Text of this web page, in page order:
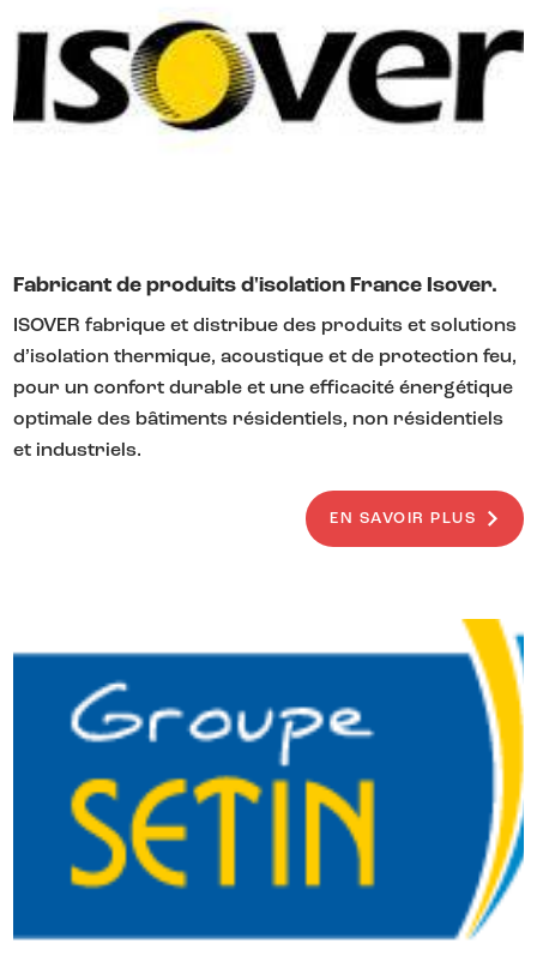
Fabricant de produits d'isolation France Isover.
ISOVER fabrique et distribue des produits et solutions
d’isolation thermique, acoustique et de protection feu,
pour un confort durable et une efficacité énergétique
optimale des bâtiments résidentiels, non résidentiels
et industriels.
EN SAVOIR PLUS